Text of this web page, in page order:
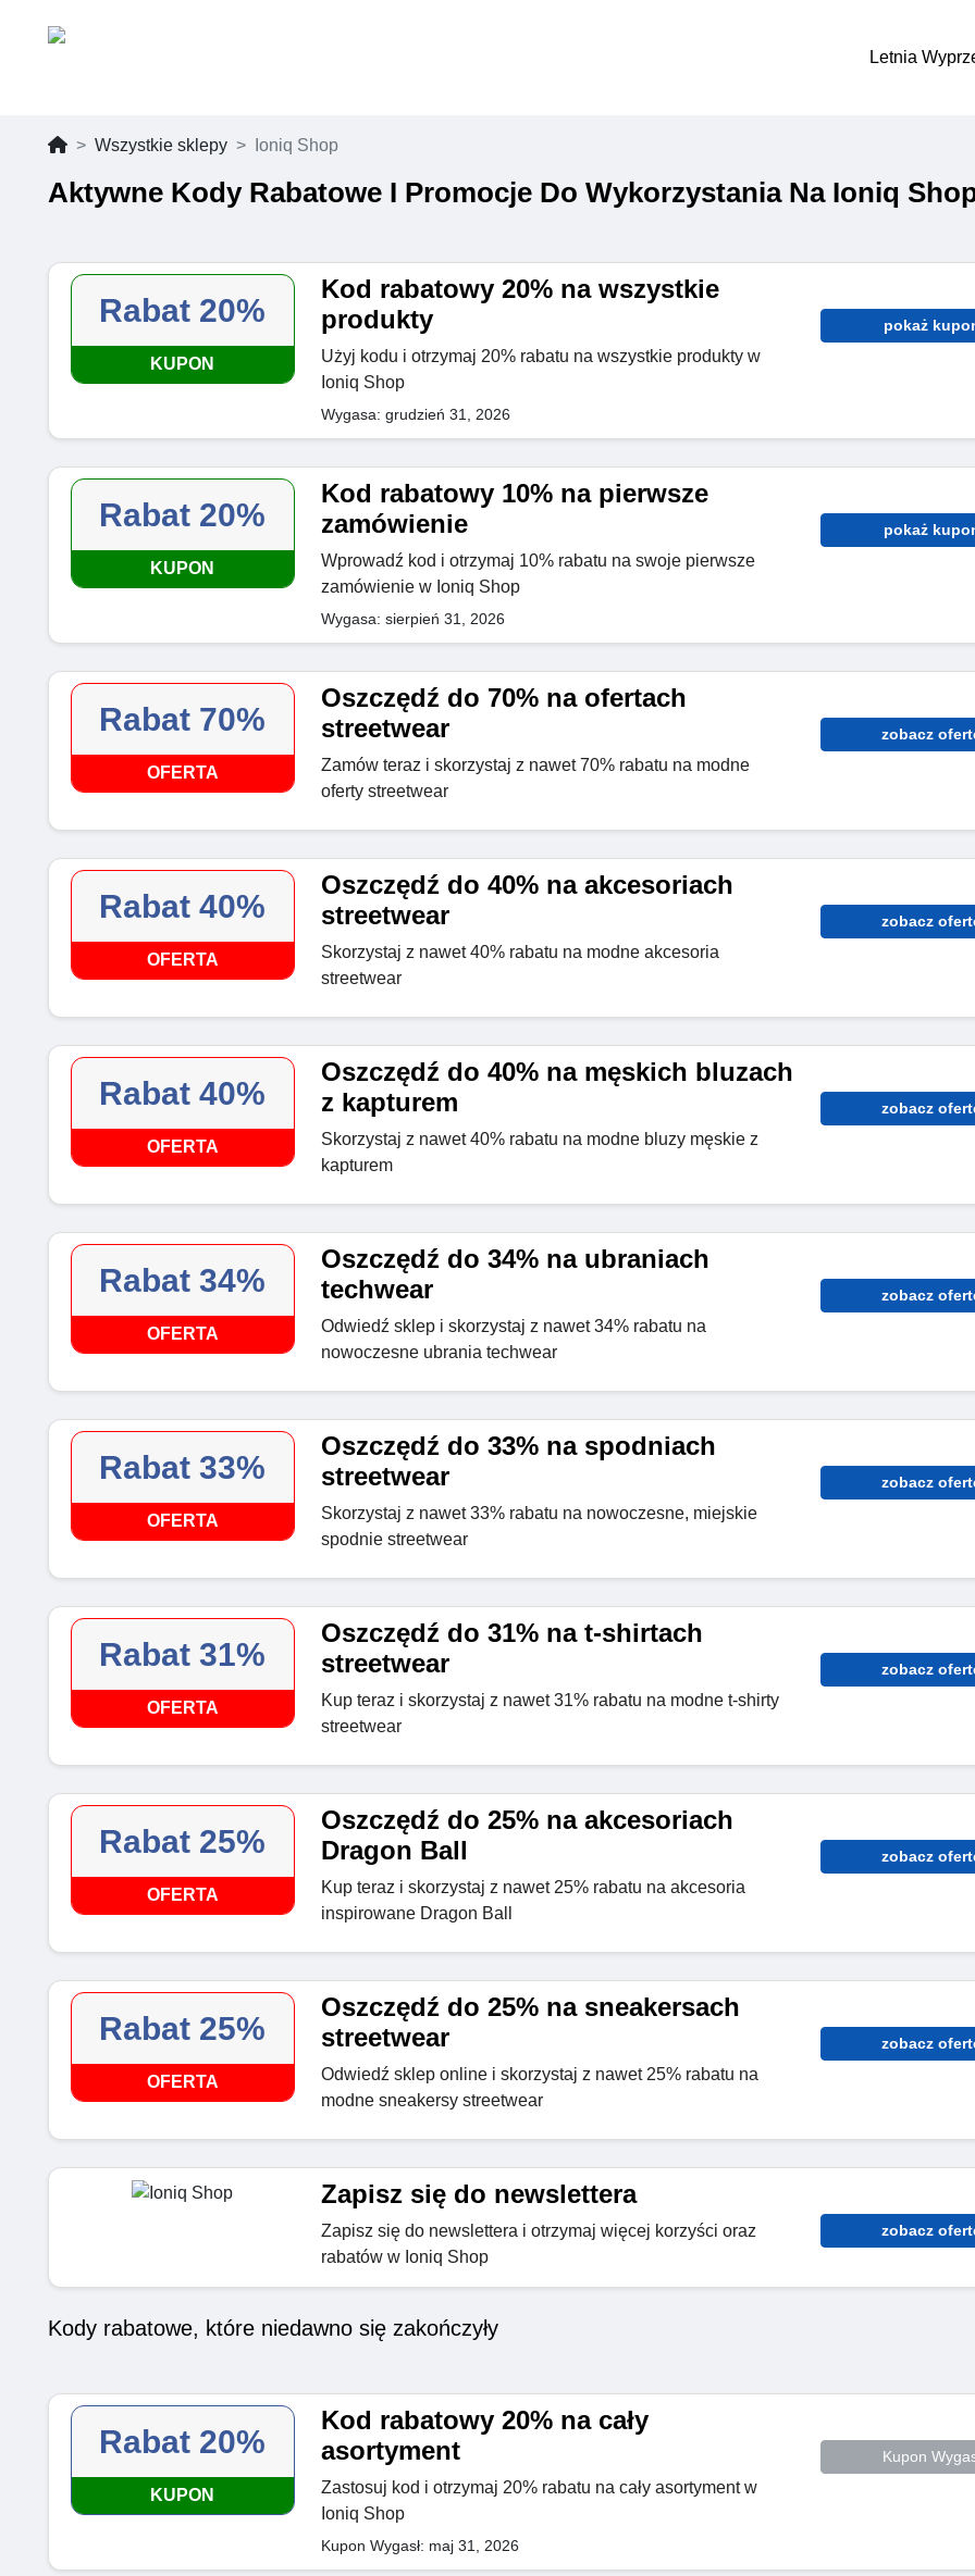
Letnia
Wszystkie sklepy Ioniq Shop
Aktywne Kody Rabatowe I Promocje Do Wykorzystania Na Ioniq
Rabat 20%
KUPON
Kod rabatowy 20% na wszystkie
produkty
Użyj kodu i otrzymaj 20% rabatu na wszystkie produkty w
Ioniq Shop
Wygasa: grudzień 31, 2026
pokaż
Rabat 20%
KUPON
Kod rabatowy 10% na pierwsze
zamówienie
Wprowadź kod i otrzymaj 10% rabatu na swoje pierwsze
zamówienie w Ioniq Shop
Wygasa: sierpień 31, 2026
pokaż
Rabat 70%
OFERTA
Oszczędź do 70% na ofertach
streetwear
Zamów teraz i skorzystaj z nawet 70% rabatu na modne
oferty streetwear
zobacz
Rabat 40%
OFERTA
Oszczędź do 40% na akcesoriach
streetwear
Skorzystaj z nawet 40% rabatu na modne akcesoria
streetwear
zobacz
Rabat 40%
OFERTA
Oszczędź do 40% na męskich bluzach
z kapturem
Skorzystaj z nawet 40% rabatu na modne bluzy męskie z
kapturem
zobacz
Rabat 34%
OFERTA
Oszczędź do 34% na ubraniach
techwear
Odwiedź sklep i skorzystaj z nawet 34% rabatu na
nowoczesne ubrania techwear
zobacz
Rabat 33%
OFERTA
Oszczędź do 33% na spodniach
streetwear
Skorzystaj z nawet 33% rabatu na nowoczesne, miejskie
spodnie streetwear
zobacz
Rabat 31%
OFERTA
Oszczędź do 31% na t-shirtach
streetwear
Kup teraz i skorzystaj z nawet 31% rabatu na modne t-shirty
streetwear
zobacz
Rabat 25%
OFERTA
Oszczędź do 25% na akcesoriach
Dragon Ball
Kup teraz i skorzystaj z nawet 25% rabatu na akcesoria
inspirowane Dragon Ball
zobacz
Rabat 25%
OFERTA
Oszczędź do 25% na sneakersach
streetwear
Odwiedź sklep online i skorzystaj z nawet 25% rabatu na
modne sneakersy streetwear
zobacz
Zapisz się do newslettera
Zapisz się do newslettera i otrzymaj więcej korzyści oraz
rabatów w Ioniq Shop
zobacz
Kody rabatowe, które niedawno się zakończyły
Rabat 20%
KUPON
Kod rabatowy 20% na cały
asortyment
Zastosuj kod i otrzymaj 20% rabatu na cały asortyment w
Ioniq Shop
Kupon Wygasł: maj 31, 2026
Kupon